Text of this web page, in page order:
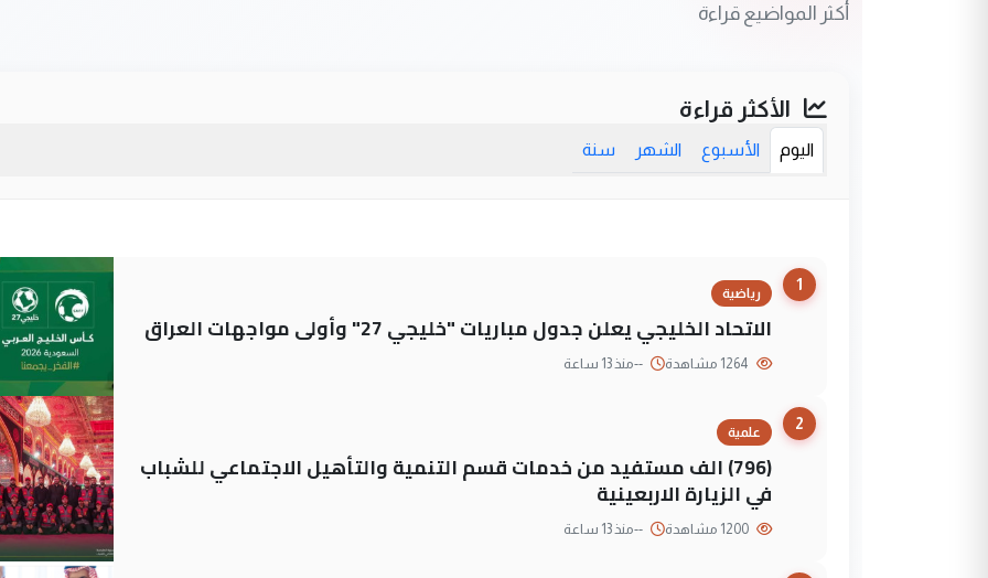
أكثر المواضيع قراءة
الأكثر قراءة
اليوم الأسبوع الشهر سنة
1
رياضية
الاتحاد الخليجي يعلن جدول مباريات "خليجي 27" وأولى مواجهات العراق
--منذ 13 ساعة
2
علمية
(796) الف مستفيد من خدمات قسم التنمية والتأهيل الاجتماعي للشباب
في الزيارة الاربعينية
--منذ 13 ساعة